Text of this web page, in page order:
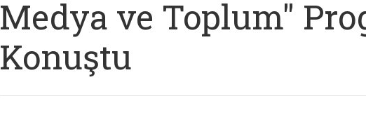
Medya ve Toplum"
Konuştu